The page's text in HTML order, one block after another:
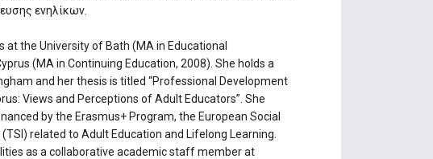
ενηλίκων.
the University of Bath (MA in Educational
(MA in Continuing Education, 2008). She holds a
and her thesis is titled “Professional Development
Views and Perceptions of Adult Educators”. She
by the Erasmus+ Program, the European Social
related to Adult Education and Lifelong Learning.
as a collaborative academic staff member at